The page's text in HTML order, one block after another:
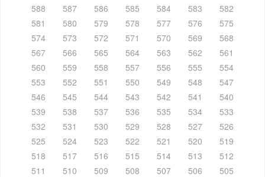
588
587 586 585 584 583
582
581
580 579 578 577 576
575
574
573 572 571 570 569
568
567
566 565 564 563 562
561
560
559 558 557 556 555
554
553
552 551 550 549 548
547
546
545 544 543 542 541
540
539
538 537 536 535 534
533
532
531 530 529 528 527
526
525
524 523 522 521 520
519
518
517 516 515 514 513
512
511
510 509 508 507 506
505